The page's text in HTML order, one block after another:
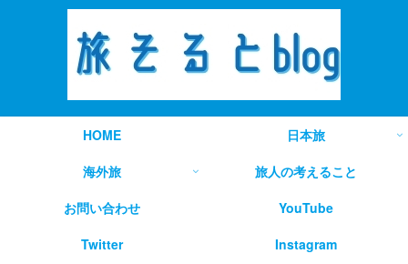
HOME
日本旅
海外旅
旅人の考えること
お問い合わせ
YouTube
Twitter
Instagram